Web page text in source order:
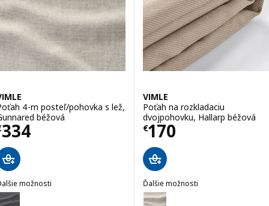
4-m posteľ/pohovka s lež,
béžová
334 € 334
možnosti
VIMLE, Poťah 4-m posteľ/pohovka s lež, Gunnared stredne
VIMLE
Poťah na rozkladaciu
dvojpohovku, Hallarp béžová
€170
Cena € 170
Ďalšie možnosti
VIMLE
Voliteľné: VIMLE, Poťah na